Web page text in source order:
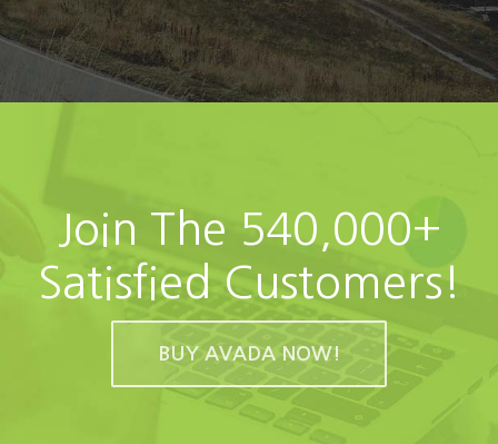
Join The 540,000+
Satisfied Customers!
BUY AVADA NOW!